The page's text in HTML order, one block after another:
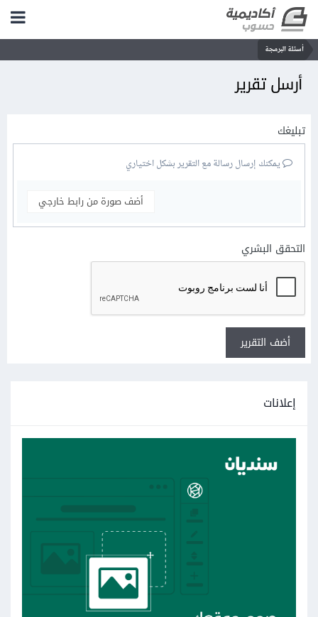
أسئلة البرمجة
أرسل تقرير
تبليغك
يمكنك إرسال رسالة مع التقرير بشكل اختياري
أضف صورة من رابط خارجي
التحقق البشري
أضف التقرير
إعلانات